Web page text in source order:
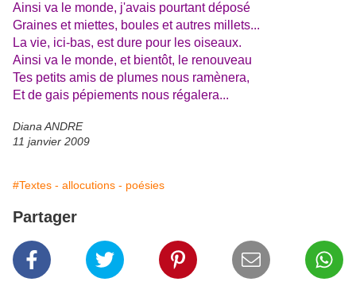
Ainsi va le monde, j'avais pourtant déposé
Graines et miettes, boules et autres millets...
La vie, ici-bas, est dure pour les oiseaux.
Ainsi va le monde, et bientôt, le renouveau
Tes petits amis de plumes nous ramènera,
Et de gais pépiements nous régalera...
Diana ANDRE
11 janvier 2009
#Textes - allocutions - poésies
Partager